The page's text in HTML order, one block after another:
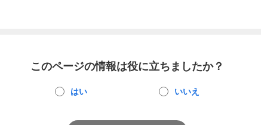
このページの情報は役に立ちましたか？
はい いいえ